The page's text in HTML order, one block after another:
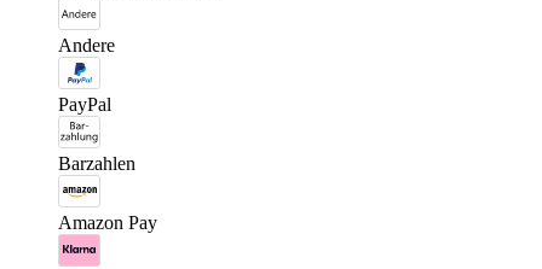
Andere
PayPal
Barzahlen
Amazon Pay